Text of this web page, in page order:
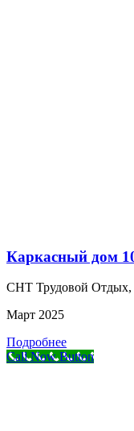
Каркасный дом
СНТ Трудовой Отдых,
Март 2025
Подробнее
Call Now Button